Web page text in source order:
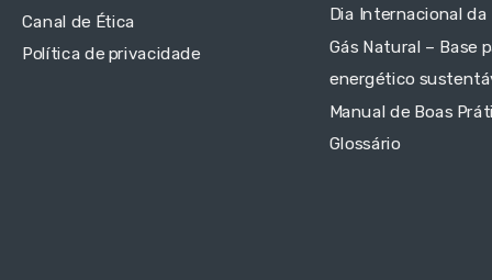
Canal de Ética
Política de privacidade
Dia Internacional da
Gás Natural – Base
energético
Manual de Boas
Glossário